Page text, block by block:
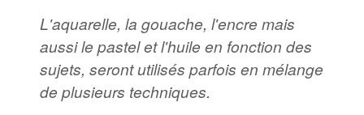
L'aquarelle, la gouache, l'encre mais
aussi le pastel et l'huile en fonction des
sujets, seront utilisés parfois en mélange
de plusieurs techniques.